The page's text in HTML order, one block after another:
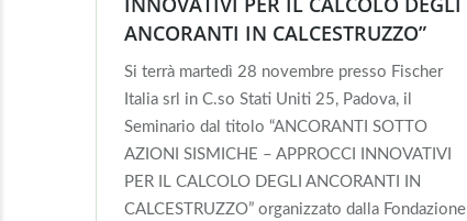
ANCORANTI IN CALCESTRUZZO”
Si terrà martedì 28 novembre presso Fischer
Italia srl in C.so Stati Uniti 25, Padova, il
Seminario dal titolo “ANCORANTI SOTTO
AZIONI SISMICHE – APPROCCI INNOVATIVI
PER IL CALCOLO DEGLI ANCORANTI IN
CALCESTRUZZO” organizzato dalla Fondazione